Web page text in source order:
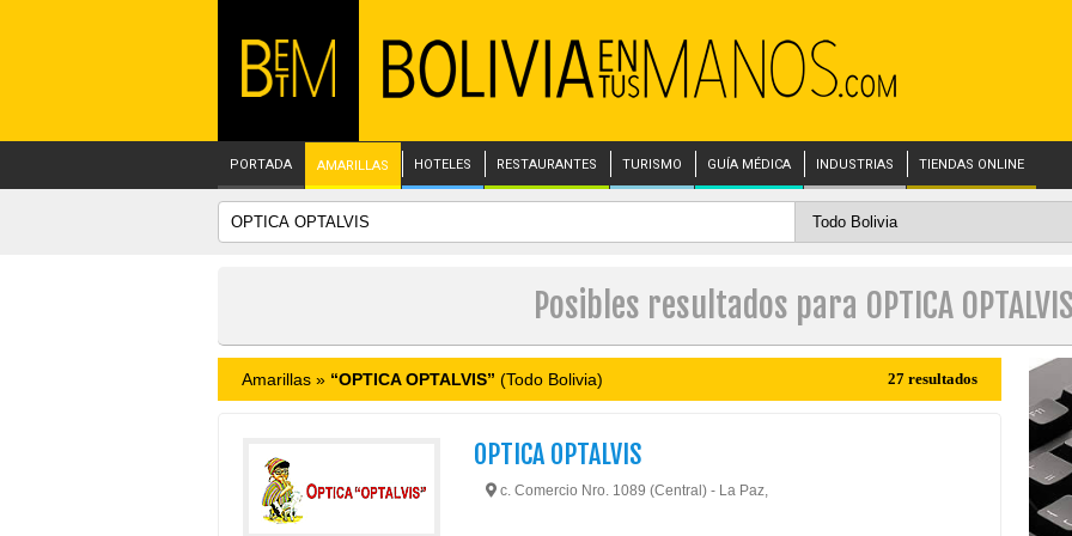
PORTADA AMARILLAS HOTELES RESTAURANTES TURISMO GUÍA MÉDICA INDUSTRIAS TIENDAS ONLINE
Posibles resultados para OPTICA
Amarillas » “OPTICA OPTALVIS” (Todo Bolivia) 27 resultados
OPTICA OPTALVIS
c. Comercio Nro. 1089 (Central) - La Paz,